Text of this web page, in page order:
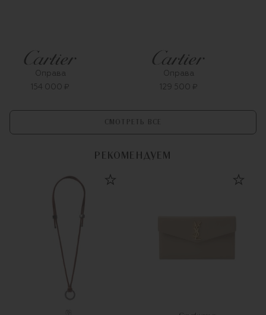
Оправа
154 000 ₽
Оправа
129 500 ₽
СМОТРЕТЬ ВСЕ
РЕКОМЕНДУЕМ